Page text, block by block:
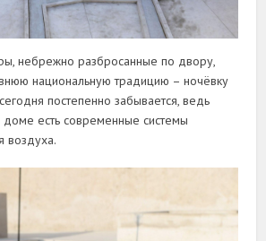
небрежно разбросанные по двору,
национальную традицию – ночёвку
постепенно забывается, ведь
доме есть современные системы
воздуха.